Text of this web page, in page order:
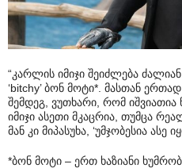
“კარლის იმიჯი შეიძლება
‘bitchy’ ბონ მოტი*. მასთან
შემდეგ, ვუთხარი, რომ
იმიჯი ასეთი მკაცრია, თუმცა
მან კი მიპასუხა, ‘უმჯობესია
*ბონ მოტი – ერთ ხაზიანი